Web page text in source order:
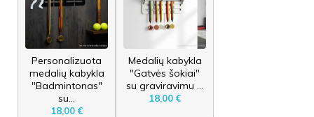
Personalizuota
medalių kabykla
"Badmintonas"
su...
18,00 €
Medalių kabykla
"Gatvės šokiai"
su graviravimu ...
18,00 €